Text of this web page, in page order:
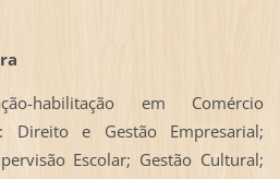
habilitação em Comércio
Direito e Gestão Empresarial;
Escolar; Gestão Cultural;